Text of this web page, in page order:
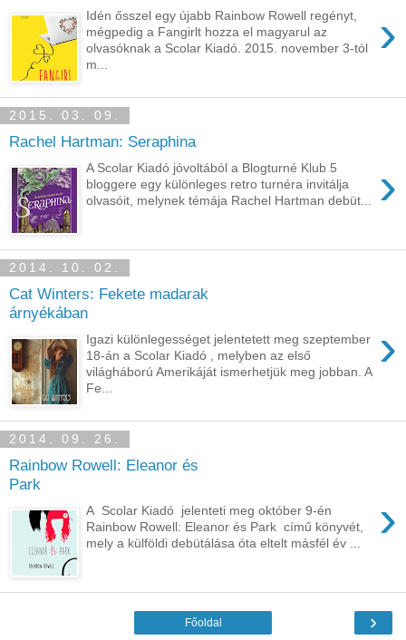
›
Idén ősszel egy újabb Rainbow Rowell regényt,
mégpedig a Fangirlt hozza el magyarul az
olvasóknak a Scolar Kiadó. 2015. november 3-tól
m...
2015. 03. 09.
Rachel Hartman: Seraphina
›
A Scolar Kiadó jóvoltából a Blogturné Klub 5
bloggere egy különleges retro turnéra invitálja
olvasóit, melynek témája Rachel Hartman debüt...
2014. 10. 02.
Cat Winters: Fekete madarak
árnyékában
›
Igazi különlegességet jelentetett meg szeptember
18-án a Scolar Kiadó , melyben az első
világháború Amerikáját ismerhetjük meg jobban. A
Fe...
2014. 09. 26.
Rainbow Rowell: Eleanor és
Park
›
A Scolar Kiadó jelenteti meg október 9-én
Rainbow Rowell: Eleanor és Park című könyvét,
mely a külföldi debütálása óta eltelt másfél év ...
›
Főoldal